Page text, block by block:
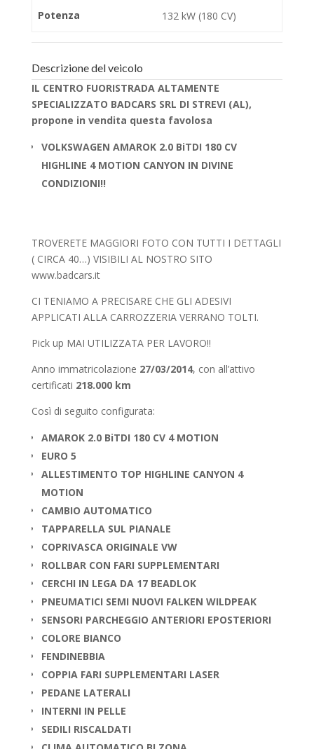
Potenza 132 kW (180 CV)
Descrizione del veicolo
IL CENTRO FUORISTRADA ALTAMENTE
SPECIALIZZATO BADCARS SRL DI STREVI (AL),
propone in vendita questa favolosa
VOLKSWAGEN AMAROK 2.0 BiTDI 180 CV
HIGHLINE 4 MOTION CANYON IN DIVINE
CONDIZIONI!!
TROVERETE MAGGIORI FOTO CON TUTTI I DETTAGLI
( CIRCA 40…) VISIBILI AL NOSTRO SITO
www.badcars.it
CI TENIAMO A PRECISARE CHE GLI ADESIVI
APPLICATI ALLA CARROZZERIA VERRANO TOLTI.
Pick up MAI UTILIZZATA PER LAVORO!!
Anno immatricolazione 27/03/2014, con all’attivo
certificati 218.000 km
Così di seguito configurata:
AMAROK 2.0 BiTDI 180 CV 4 MOTION
EURO 5
ALLESTIMENTO TOP HIGHLINE CANYON 4
MOTION
CAMBIO AUTOMATICO
TAPPARELLA SUL PIANALE
COPRIVASCA ORIGINALE VW
ROLLBAR CON FARI SUPPLEMENTARI
CERCHI IN LEGA DA 17 BEADLOK
PNEUMATICI SEMI NUOVI FALKEN WILDPEAK
SENSORI PARCHEGGIO ANTERIORI EPOSTERIORI
COLORE BIANCO
FENDINEBBIA
COPPIA FARI SUPPLEMENTARI LASER
PEDANE LATERALI
INTERNI IN PELLE
SEDILI RISCALDATI